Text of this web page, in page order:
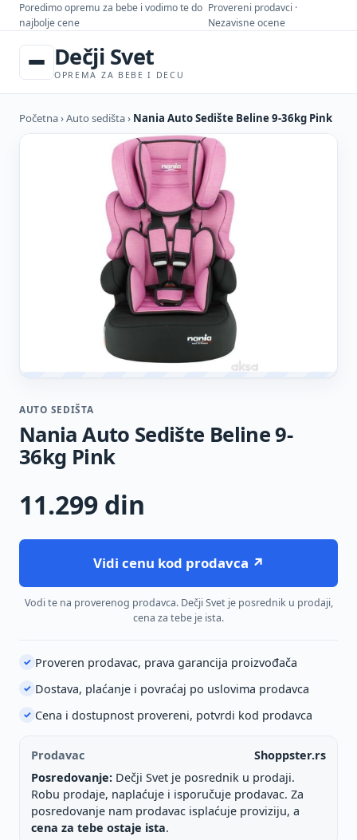
Poredimo opremu za bebe i vodimo te do
najbolje cene
Provereni prodavci ·
Nezavisne ocene
Dečji Svet
OPREMA ZA BEBE I DECU
Početna›Auto sedišta› Nania Auto Sedište Beline 9-36kg Pink
AUTO SEDIŠTA
Nania Auto Sedište Beline 9-
36kg Pink
11.299 din
Vidi cenu kod prodavca ↗
Vodi te na proverenog prodavca. Dečji Svet je posrednik u prodaji,
cena za tebe je ista.
✓ Proveren prodavac, prava garancija proizvođača
✓ Dostava, plaćanje i povraćaj po uslovima prodavca
✓ Cena i dostupnost provereni, potvrdi kod prodavca
Prodavac
Shoppster.rs
Posredovanje: Dečji Svet je posrednik u prodaji.
Robu prodaje, naplaćuje i isporučuje prodavac. Za
posredovanje nam prodavac isplaćuje proviziju, a
cena za tebe ostaje ista.